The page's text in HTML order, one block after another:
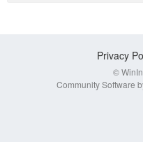
Privacy
©
Community Software